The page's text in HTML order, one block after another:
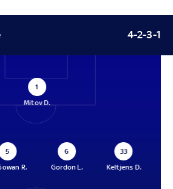
4-2-3-1
1
Mitov D.
5
R.
6
Gordon L.
33
Keltjens D.